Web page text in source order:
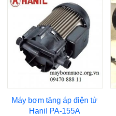
Máy bơm tăng áp điện tử
Hanil PA-155A